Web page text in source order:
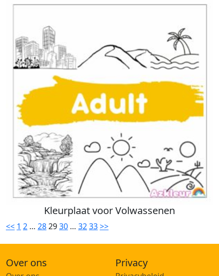
Kleurplaat voor Volwassenen
<< 1 2 … 282930 … 3233>>
Over ons Privacy